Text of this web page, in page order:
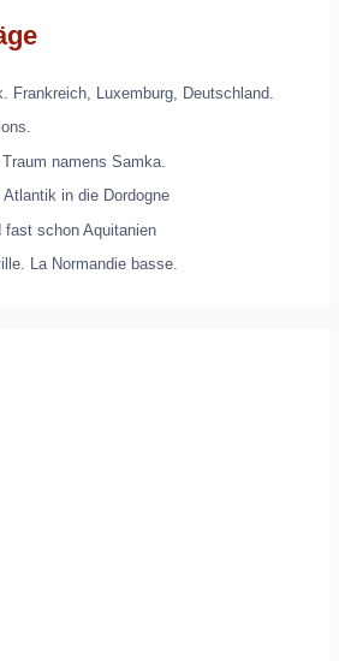
Frankreich, Luxemburg, Deutschland.
namens Samka.
in die Dordogne
fast schon Aquitanien
La Normandie basse.